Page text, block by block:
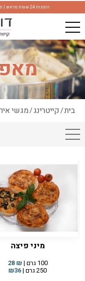
הזמנות 24 שעות מראש | משלוחים לכל הארץ במחירים משתנים בתיאום טלפוני
בית/קייטרינג/מגשי
מיני פיצה
100 גרם | ₪
28
250 גרם | ₪36